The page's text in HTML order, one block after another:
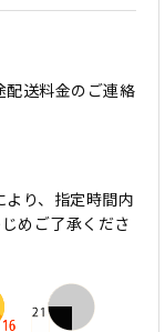
送料金のご連絡
り、指定時間内
めご了承くださ